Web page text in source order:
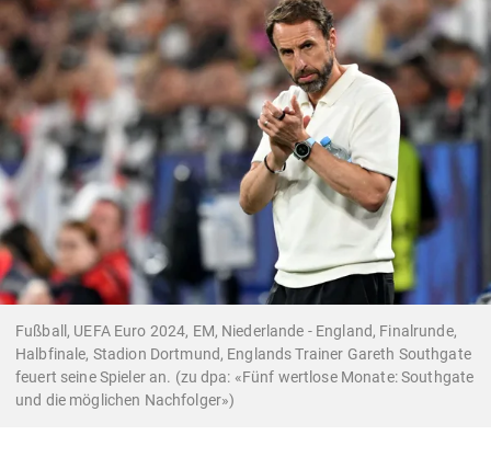
Fußball, UEFA Euro 2024, EM, Niederlande - England, Finalrunde,
Halbfinale, Stadion Dortmund, Englands Trainer Gareth Southgate
feuert seine Spieler an. (zu dpa: «Fünf wertlose Monate: Southgate
und die möglichen Nachfolger»)